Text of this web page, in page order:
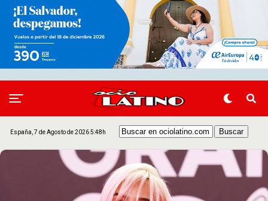
España, 7 de Agosto de 2026 5:48h